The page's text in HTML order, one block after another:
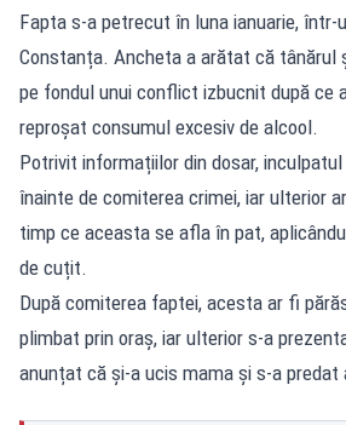
Fapta s-a petrecut în luna ianuarie, într-
Constanța. Ancheta a arătat că
pe fondul unui conflict izbucnit după ce
reproșat consumul excesiv de alcool.
Potrivit informațiilor din dosar,
înainte de comiterea crimei, iar ulterior
timp ce aceasta se afla în pat,
de cuțit.
După comiterea faptei, acesta ar fi
plimbat prin oraș, iar ulterior s-a
anunțat că și-a ucis mama și s-a predat